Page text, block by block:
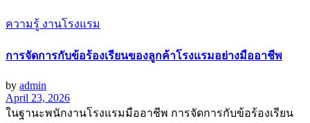
ความรู้ งานโรงแรม
การจัดการกับข้อร้องเรียนของลูกค้าโรงแรมอย่างมืออาชีพ
by admin
April 23, 2026
ในฐานะพนักงานโรงแรมมืออาชีพ การจัดการกับข้อร้องเรียน